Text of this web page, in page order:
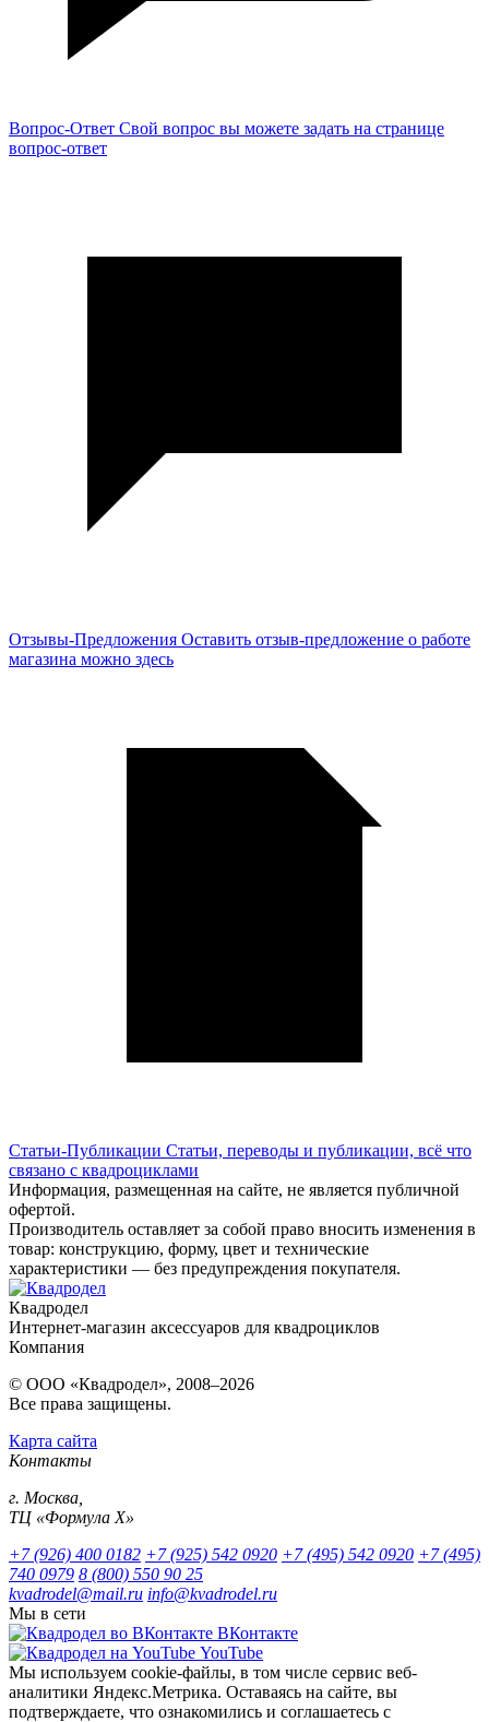
Вопрос-Ответ Свой вопрос вы можете задать на странице
вопрос-ответ
Отзывы-Предложения Оставить отзыв-предложение о работе
магазина можно здесь
Статьи-Публикации Статьи, переводы и публикации, всё что
связано с квадроциклами
Информация, размещенная на сайте, не является публичной
офертой.
Производитель оставляет за собой право вносить изменения в
товар: конструкцию, форму, цвет и технические
характеристики — без предупреждения покупателя.
Квадродел
Интернет-магазин аксессуаров для квадроциклов
Компания
© ООО «Квадродел», 2008–2026
Все права защищены.
Карта сайта
Контакты
г. Москва,
ТЦ «Формула Х»
+7 (926) 400 0182 +7 (925) 542 0920 +7 (495) 542 0920 +7 (495)
740 0979 8 (800) 550 90 25
kvadrodel@mail.ru info@kvadrodel.ru
Мы в сети
ВКонтакте
YouTube
Мы используем cookie-файлы, в том числе сервис веб-
аналитики Яндекс.Метрика. Оставаясь на сайте, вы
подтверждаете, что ознакомились и соглашаетесь с